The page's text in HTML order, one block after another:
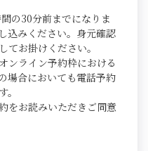
の30分前までになりま
込みください。身元確認
てお掛けください。
ンライン予約枠における
場合においても電話予約
をお読みいただきご同意